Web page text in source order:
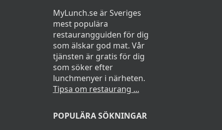
MyLunch.se är Sveriges
mest populära
restaurangguiden för dig
som älskar god mat. Vår
tjänsten är gratis för dig
som söker efter
lunchmenyer i närheten.
Tipsa om restaurang ...
POPULÄRA SÖKNINGAR